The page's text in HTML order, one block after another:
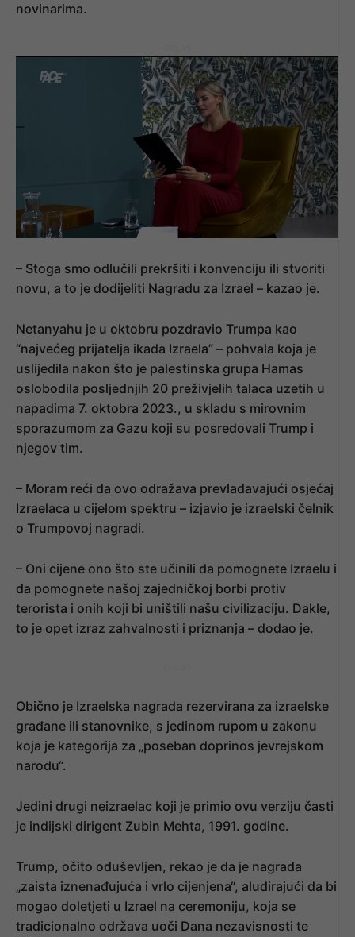
novinarima.
– Stoga smo odlučili prekršiti i konvenciju ili stvoriti
novu, a to je dodijeliti Nagradu za Izrael – kazao je.
Netanyahu je u oktobru pozdravio Trumpa kao
“najvećeg prijatelja ikada Izraela” – pohvala koja je
uslijedila nakon što je palestinska grupa Hamas
oslobodila posljednjih 20 preživjelih talaca uzetih u
napadima 7. oktobra 2023., u skladu s mirovnim
sporazumom za Gazu koji su posredovali Trump i
njegov tim.
– Moram reći da ovo odražava prevladavajući osjećaj
Izraelaca u cijelom spektru – izjavio je izraelski čelnik
o Trumpovoj nagradi.
– Oni cijene ono što ste učinili da pomognete Izraelu i
da pomognete našoj zajedničkoj borbi protiv
terorista i onih koji bi uništili našu civilizaciju. Dakle,
to je opet izraz zahvalnosti i priznanja – dodao je.
Obično je Izraelska nagrada rezervirana za izraelske
građane ili stanovnike, s jedinom rupom u zakonu
koja je kategorija za „poseban doprinos jevrejskom
narodu“.
Jedini drugi neizraelac koji je primio ovu verziju časti
je indijski dirigent Zubin Mehta, 1991. godine.
Trump, očito oduševljen, rekao je da je nagrada
„zaista iznenađujuća i vrlo cijenjena“, aludirajući da bi
mogao doletjeti u Izrael na ceremoniju, koja se
tradicionalno održava uoči Dana nezavisnosti te